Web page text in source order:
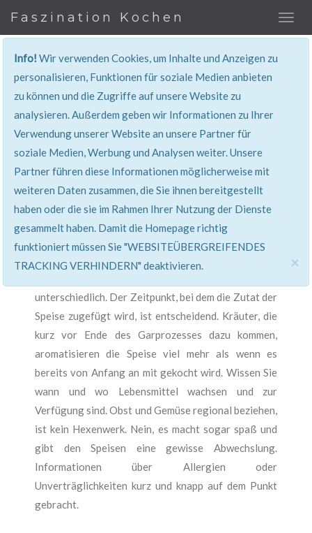
Faszination Kochen
Info!Wir verwenden Cookies, um Inhalte und Anzeigen zu
personalisieren, Funktionen für soziale Medien anbieten
zu können und die Zugriffe auf unsere Website zu
analysieren. Außerdem geben wir Informationen zu Ihrer
Verwendung unserer Website an unsere Partner für
soziale Medien, Werbung und Analysen weiter. Unsere
Partner führen diese Informationen möglicherweise mit
weiteren Daten zusammen, die Sie ihnen bereitgestellt
haben oder die sie im Rahmen Ihrer Nutzung der Dienste
gesammelt haben. Damit die Homepage richtig
funktioniert müssen Sie "WEBSITEÜBERGREIFENDES
TRACKING VERHINDERN" deaktivieren.
×
BASICS
Nur wer die Grundlagen beherrscht, kann souverän
kochen.
Das Grundwissen und das Grundrezept sind das
Fundament jeden Kochens. Auf diesem Fundament
bauen kompliziertere Speisen auf. Gewürze, Aromen,
Schnittarten und Garmethoden beeinflussen die
Speisen ungemein. Kräuter, Gewürze aber auch das
Garen an sich verändern unter anderem die Struktur
unterschiedlich. Der Zeitpunkt, bei dem die Zutat der
Speise zugefügt wird, ist entscheidend. Kräuter, die
kurz vor Ende des Garprozesses dazu kommen,
aromatisieren die Speise viel mehr als wenn es
bereits von Anfang an mit gekocht wird. Wissen Sie
wann und wo Lebensmittel wachsen und zur
Verfügung sind. Obst und Gemüse regional beziehen,
ist kein Hexenwerk. Nein, es macht sogar spaß und
gibt den Speisen eine gewisse Abwechslung.
Informationen über Allergien oder
Unverträglichkeiten kurz und knapp auf dem Punkt
gebracht.